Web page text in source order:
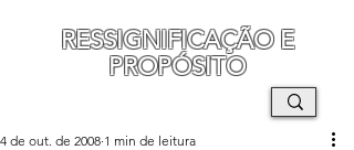
RESSIGNIFICAÇÃO E
PROPÓSITO
4 de out. de 2008 1 min de leitura